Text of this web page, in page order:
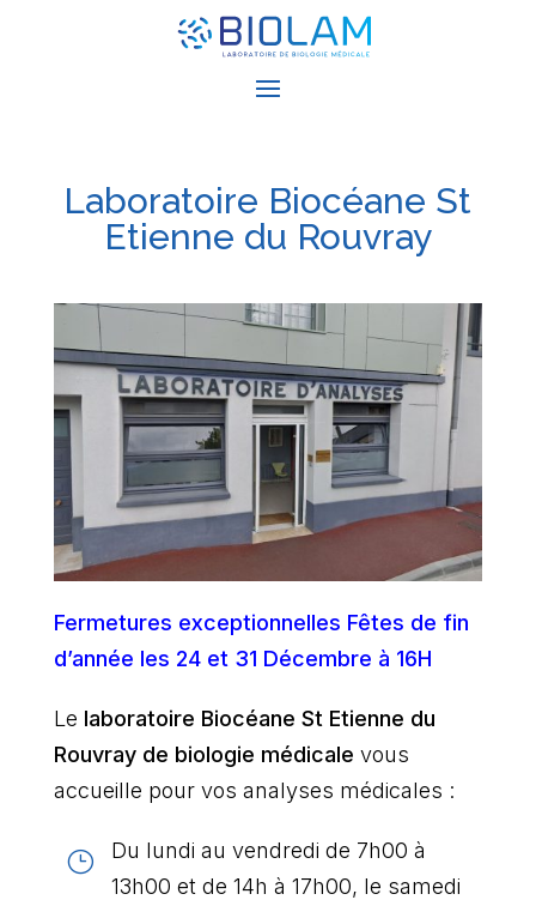
Laboratoire Biocéane St
Etienne du Rouvray
Fermetures exceptionnelles Fêtes de fin
d’année les 24 et 31 Décembre à 16H
Le laboratoire Biocéane St Etienne du
Rouvray de biologie médicale vous
accueille pour vos analyses médicales :
}
Du lundi au vendredi de 7h00 à
13h00 et de 14h à 17h00, le samedi